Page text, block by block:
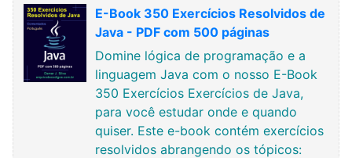
E-Book 350 Exercícios Resolvidos de
Java - PDF com 500 páginas
Domine lógica de programação e a
linguagem Java com o nosso E-Book
350 Exercícios Exercícios de Java,
para você estudar onde e quando
quiser. Este e-book contém exercícios
resolvidos abrangendo os tópicos: